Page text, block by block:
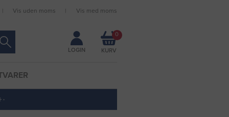
Forbliv logget ind
Vis uden moms Vis med moms
LOGIN
0